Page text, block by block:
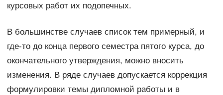
курсовых работ их подопечных.
В большинстве случаев список тем примерный, и
где-то до конца первого семестра пятого курса, до
окончательного утверждения, можно вносить
изменения. В ряде случаев допускается коррекция
формулировки темы дипломной работы и в